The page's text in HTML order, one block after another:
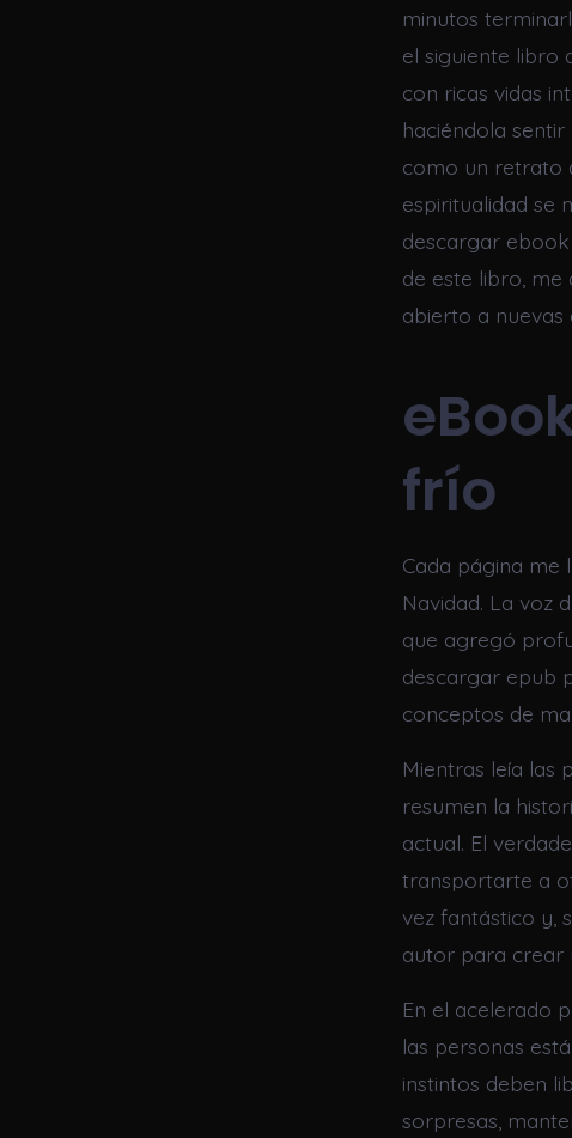
minutos
el siguiente libro
con ricas vidas
haciéndola
como un retrato
espiritualidad se
descargar
de este libro,
abierto a nuevas
frío
Cada página
Navidad. La voz
que agregó
descargar epub
conceptos de
Mientras leía las
resumen la
actual. El
transportarte a
vez fantástico y,
autor para crear
En el acelerado
las personas
instintos deben
sorpresas,